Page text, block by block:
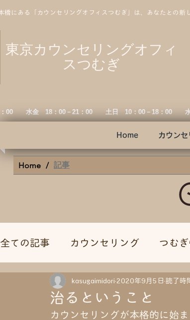
橋にある「カウンセリングオフィスつむぎ」は、あなたとの
東京カウンセリングオフィ
スつむぎ
：00 水金 18：00－21：00 土日 10：00－18：00 水
Home カウンセ
Home / 記事
全ての記事 カウンセリング つむ
心理テスト
治るということ
kasugaimidori 2020年9月5日 読了時
カウンセリングが本格的に始